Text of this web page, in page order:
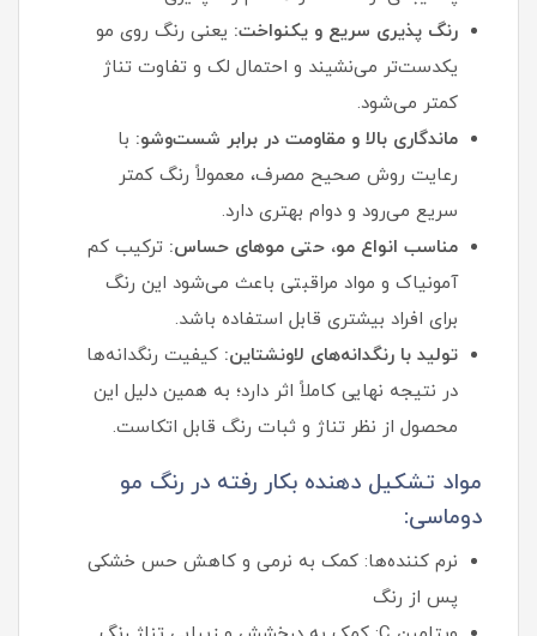
رنگ‌ پذیری سریع و یکنواخت: یعنی رنگ روی مو
یکدست‌تر می‌نشیند و احتمال لک و تفاوت تناژ
کمتر می‌شود.
ماندگاری بالا و مقاومت در برابر شست‌وشو: با
رعایت روش صحیح مصرف، معمولاً رنگ کمتر
سریع می‌رود و دوام بهتری دارد.
مناسب انواع مو، حتی موهای حساس: ترکیب کم‌
آمونیاک و مواد مراقبتی باعث می‌شود این رنگ
برای افراد بیشتری قابل استفاده باشد.
تولید با رنگدانه‌های لاونشتاین: کیفیت رنگدانه‌ها
در نتیجه نهایی کاملاً اثر دارد؛ به همین دلیل این
محصول از نظر تناژ و ثبات رنگ قابل اتکاست.
مواد تشکیل دهنده بکار رفته در رنگ مو
دوماسی:
نرم‌ کننده‌ها: کمک به نرمی و کاهش حس خشکی
پس از رنگ